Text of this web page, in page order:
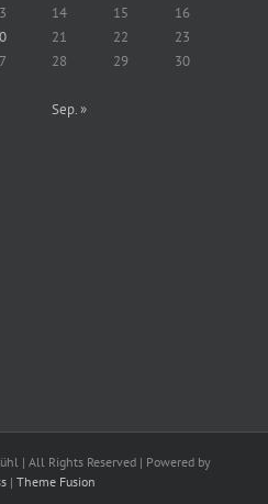
14 15
16
21 22
23
28 29
30
Sep. »
| All Rights Reserved | Powered by
| Theme Fusion